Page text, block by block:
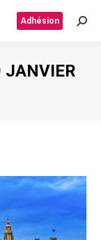
Adhésion
JANVIER